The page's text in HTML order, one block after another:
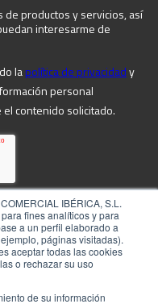
IBÉRICA, S.L.
fines analíticos y para
a un perfil elaborado a
páginas visitadas).
aceptar todas las cookies
o rechazar su uso
de su información